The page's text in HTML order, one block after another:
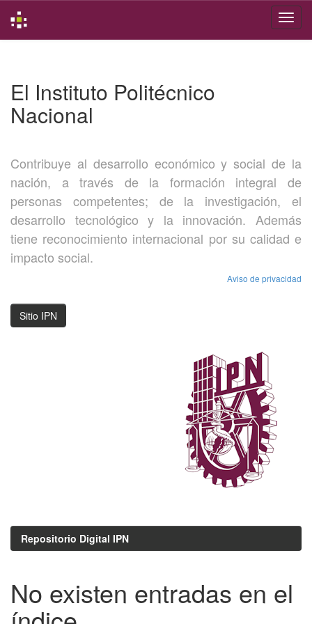
El Instituto Politécnico
Nacional
Contribuye al desarrollo económico y social de la
nación, a través de la formación integral de
personas competentes; de la investigación, el
desarrollo tecnológico y la innovación. Además
tiene reconocimiento internacional por su calidad e
impacto social.
Aviso de privacidad
Sitio IPN
Repositorio Digital IPN
No existen entradas en el